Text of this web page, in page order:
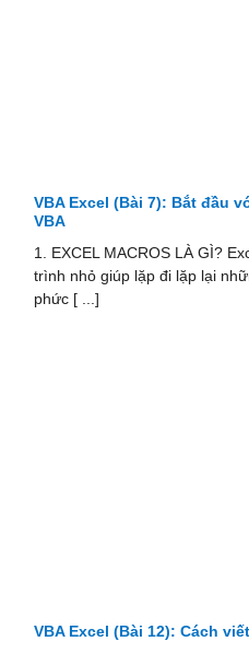
VBA Excel (Bài 7): Bắt đầu
VBA
1. EXCEL MACROS LÀ GÌ?
trình nhỏ giúp lặp đi lặp lại
phức [ ...]
VBA Excel (Bài 12): Cách